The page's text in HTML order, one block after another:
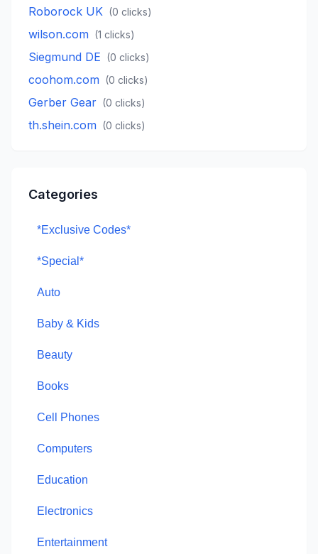
Roborock UK (0 clicks)
wilson.com (1 clicks)
Siegmund DE (0 clicks)
coohom.com (0 clicks)
Gerber Gear (0 clicks)
th.shein.com (0 clicks)
Categories
*Exclusive Codes*
*Special*
Auto
Baby & Kids
Beauty
Books
Cell Phones
Computers
Education
Electronics
Entertainment